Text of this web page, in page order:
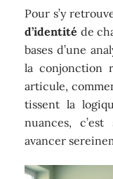
Pour s’y
d’identité de
bases d’une
la conjonction
articule,
tissent la
nuances,
avancer